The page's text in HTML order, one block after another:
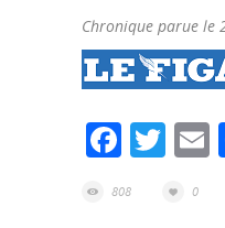
Chronique parue le
808 0